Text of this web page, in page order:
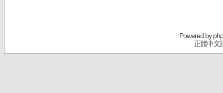
Powered by
正體中文